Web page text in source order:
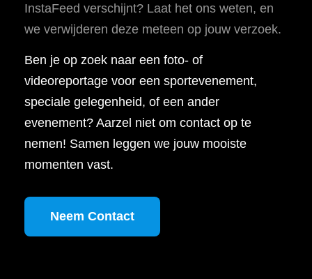
InstaFeed verschijnt? Laat het ons weten, en
we verwijderen deze meteen op jouw verzoek.
Ben je op zoek naar een foto- of
videoreportage voor een sportevenement,
speciale gelegenheid, of een ander
evenement? Aarzel niet om contact op te
nemen! Samen leggen we jouw mooiste
momenten vast.
Neem Contact